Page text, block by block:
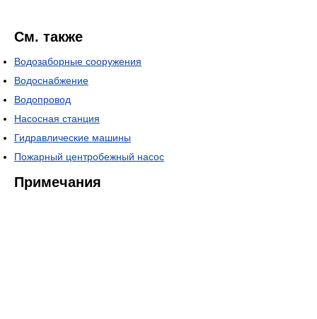
См. также
Водозаборные сооружения
Водоснабжение
Водопровод
Насосная станция
Гидравлические машины
Пожарный центробежный насос
Примечания